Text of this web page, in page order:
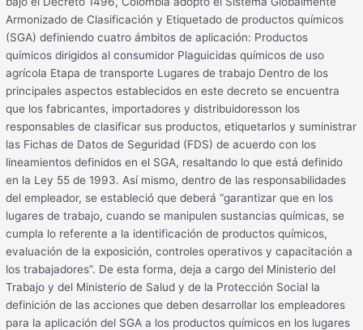
Armonizado de Clasificación y Etiquetado de productos químicos
(SGA) definiendo cuatro ámbitos de aplicación: Productos
químicos dirigidos al consumidor Plaguicidas químicos de uso
agrícola Etapa de transporte Lugares de trabajo Dentro de los
principales aspectos establecidos en este decreto se encuentra
que los fabricantes, importadores y distribuidoresson los
responsables de clasificar sus productos, etiquetarlos y suministrar
las Fichas de Datos de Seguridad (FDS) de acuerdo con los
lineamientos definidos en el SGA, resaltando lo que está definido
en la Ley 55 de 1993. Así mismo, dentro de las responsabilidades
del empleador, se estableció que deberá “garantizar que en los
lugares de trabajo, cuando se manipulen sustancias químicas, se
cumpla lo referente a la identificación de productos químicos,
evaluación de la exposición, controles operativos y capacitación a
los trabajadores”. De esta forma, deja a cargo del Ministerio del
Trabajo y del Ministerio de Salud y de la Protección Social la
definición de las acciones que deben desarrollar los empleadores
para la aplicación del SGA a los productos químicos en los lugares